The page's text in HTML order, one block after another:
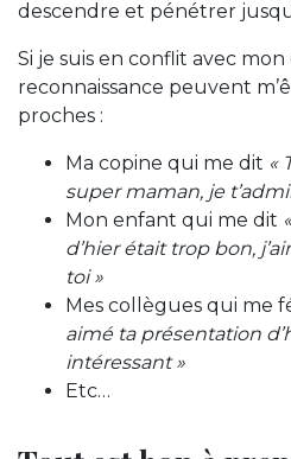
descendre et pénétrer
Si je suis en conflit avec
reconnaissance peuvent
proches :
Ma copine qui me dit «
super maman, je
Mon enfant qui me dit
d’hier était trop bon,
toi »
Mes collègues qui me
aimé ta présentation
intéressant »
Etc…